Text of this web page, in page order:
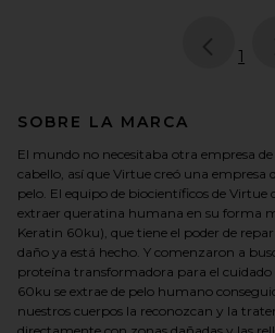
page
1
SOBRE LA MARCA
El mundo no necesitaba otra empresa
cabello, así que Virtue creó una
pelo. El equipo de biocientíficos de
extraer queratina humana en su forma
Keratin 60ku), que tiene el poder de
daño ya está hecho. Y comenzaron a
proteína transformadora para el cuidado
60ku se extrae de pelo humano
nuestros cuerpos la reconozcan y la